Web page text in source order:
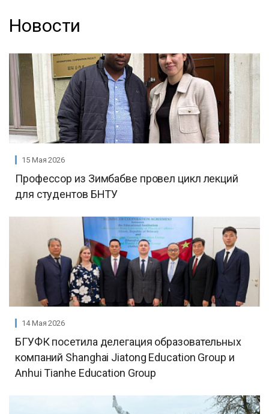
Новости
15 Мая 2026
Профессор из Зимбабве провел цикл лекций
для студентов БНТУ
14 Мая 2026
БГУФК посетила делегация образовательных
компаний Shanghai Jiatong Education Group и
Anhui Tianhe Education Group